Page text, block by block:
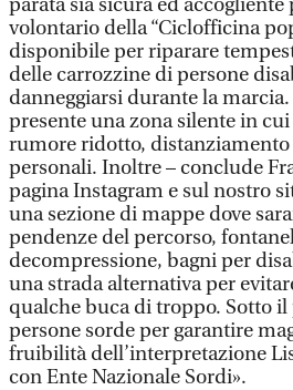
parata sia sicura ed
volontario della “Ciclofficina
disponibile per riparare
delle carrozzine di persone
danneggiarsi durante la
presente una zona silente in
rumore ridotto, distanziamento
personali. Inoltre – conclude
pagina Instagram e sul nostro
una sezione di mappe dove
pendenze del percorso,
decompressione, bagni per
una strada alternativa per
qualche buca di troppo. Sotto il
persone sorde per garantire
fruibilità dell’interpretazione
con Ente Nazionale Sordi».